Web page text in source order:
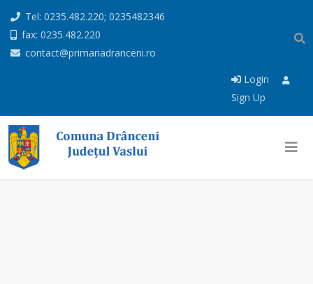
Tel: 0235.482.220; 0235482346
fax: 0235.482.220
contact@primariadranceni.ro
Login
Sign Up